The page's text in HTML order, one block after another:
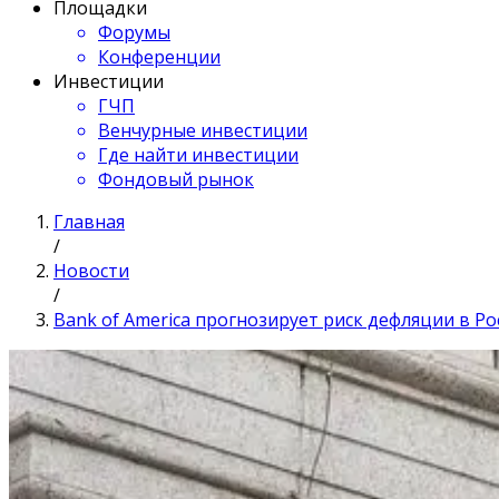
Площадки
Форумы
Конференции
Инвестиции
ГЧП
Венчурные инвестиции
Где найти инвестиции
Фондовый рынок
Главная
/
Новости
/
Bank of America прогнозирует риск дефляции в